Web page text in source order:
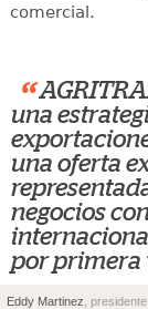
comercial.
“
una
una oferta
negocios
por primera
Eddy Martinez ,